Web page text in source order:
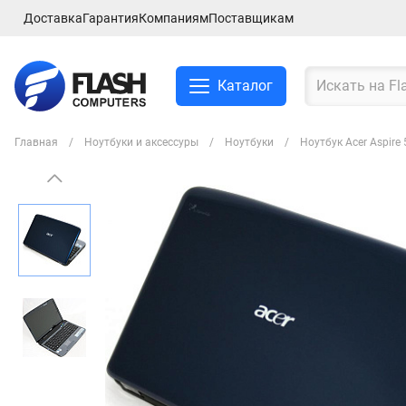
ДоставкаГарантияКомпаниямПоставщикам
Каталог
Главная Ноутбуки и аксессуры Ноутбуки Ноутбук Acer
Смартфоны и планшеты
Ноутбуки и аксессуры
Компьютеры и
комплектующие
Сетевое оборудование
ТВ, Аудио и Видео